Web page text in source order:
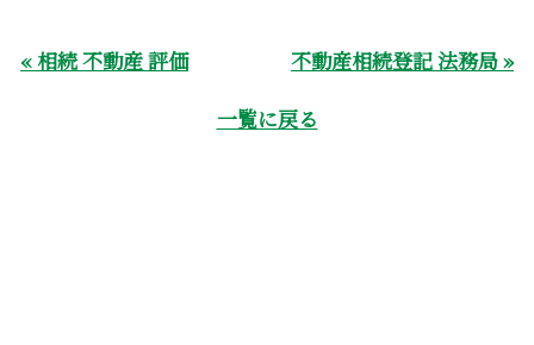
« 相続 不動産 評価
不動産相続登記 法務局 »
一覧に戻る